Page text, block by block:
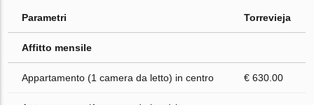
Parametri Torrevieja
Affitto mensile
Appartamento (1 camera da letto) in centro € 630.00